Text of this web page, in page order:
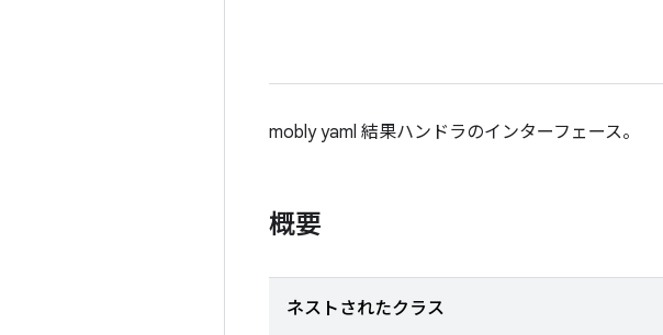
mobly yaml 結果ハンドラのインターフェース。
概要
ネストされたクラス